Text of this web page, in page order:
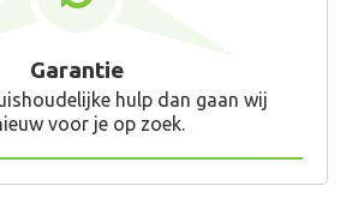
Garantie
hulp dan gaan wij
voor je op zoek.